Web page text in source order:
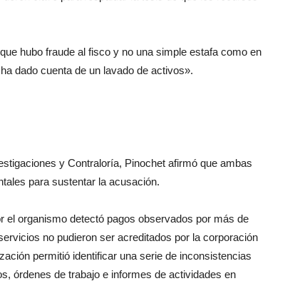
hubo fraude al fisco y no una simple estafa como en
dado cuenta de un lavado de activos».
y Contraloría, Pinochet afirmó que ambas
para sustentar la acusación.
el organismo detectó pagos observados por más de
no pudieron ser acreditados por la corporación
permitió identificar una serie de inconsistencias
órdenes de trabajo e informes de actividades en